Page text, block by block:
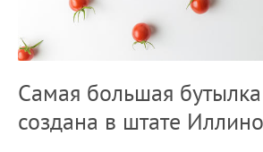
Самая большая бутылка
создана в штате